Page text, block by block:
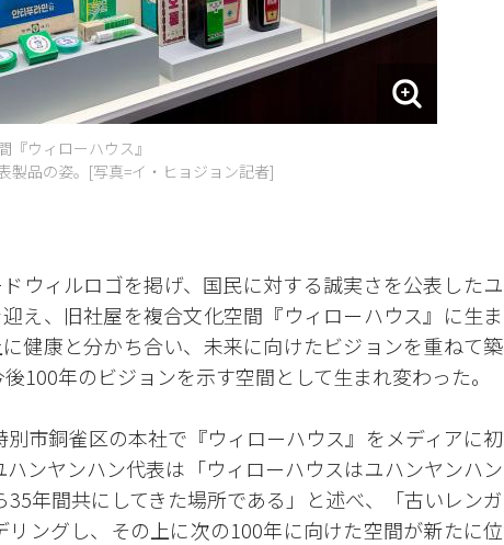
ウィローハウス』
製品の姿。[写真=イ・ヒョジョン記者]
ウィルロゴを掲げ、国民に対する誠実さを公表したユ
え、旧社屋を複合文化空間『ウィローハウス』に生ま
健康と分かち合い、未来に向けたビジョンを重ねて築
100年のビジョンを示す空間として生まれ変わった。
市銅雀区の本社で『ウィローハウス』をメディアに初
ハンヤンハン代表は「ウィローハウスはユハンヤンハン
年間共にしてきた場所である」と述べ、「古いレンガ
ングし、その上に次の100年に向けた空間が新たに位